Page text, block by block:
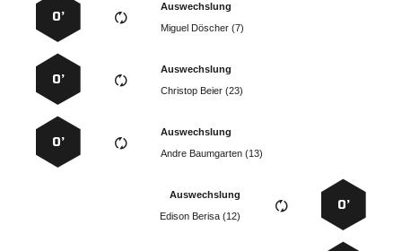
Auswechslung
  
0’
Auswechslung
  
0’
Auswechslung
  
0’
0’
Auswechslung
  